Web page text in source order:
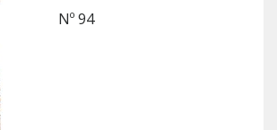
Nº 94